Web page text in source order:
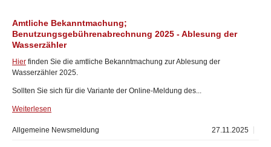
Amtliche Bekanntmachung;
Benutzungsgebührenabrechnung 2025 - Ablesung der
Wasserzähler
Hier finden Sie die amtliche Bekanntmachung zur Ablesung der
Wasserzähler 2025.
Sollten Sie sich für die Variante der Online-Meldung des...
Weiterlesen
27.11.2025
Allgemeine Newsmeldung